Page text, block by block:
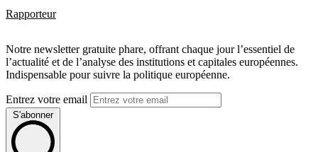
Rapporteur
Notre newsletter gratuite phare, offrant chaque jour l’essentiel de
l’actualité et de l’analyse des institutions et capitales européennes.
Indispensable pour suivre la politique européenne.
Entrez votre email
S'abonner